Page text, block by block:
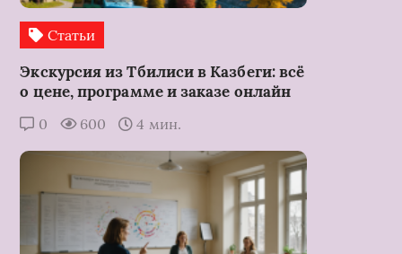
Статьи
Экскурсия из Тбилиси в Казбеги: всё
о цене, программе и заказе онлайн
0 600 4 мин.